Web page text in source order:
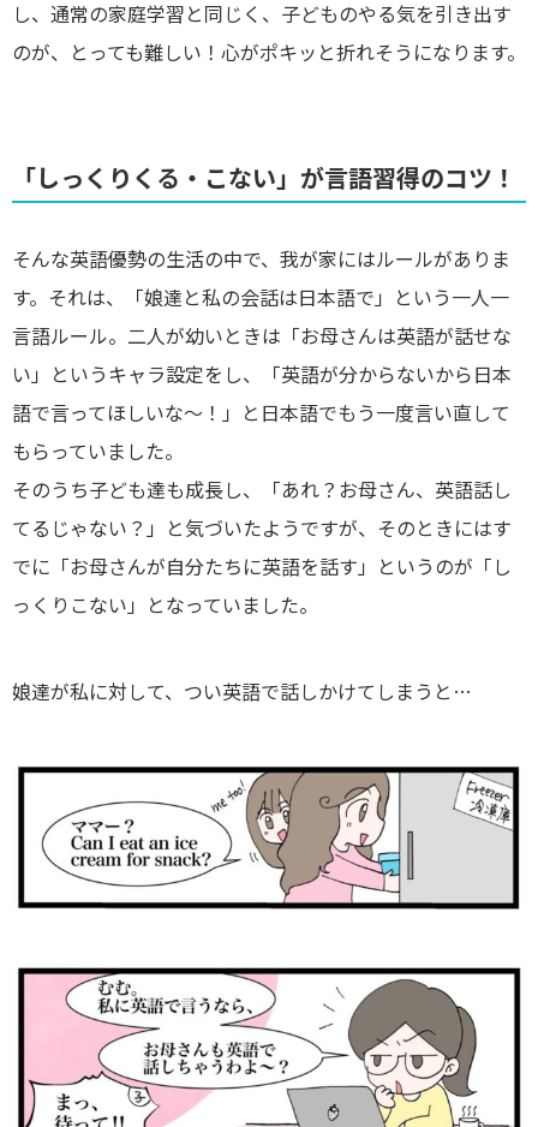
し、通常の家庭学習と同じく、子どものやる気を引き出す
のが、とっても難しい！心がポキッと折れそうになります。
「しっくりくる・こない」が言語習得のコツ！
そんな英語優勢の生活の中で、我が家にはルールがありま
す。それは、「娘達と私の会話は日本語で」という一人一
言語ルール。二人が幼いときは「お母さんは英語が話せな
い」というキャラ設定をし、「英語が分からないから日本
語で言ってほしいな～！」と日本語でもう一度言い直して
もらっていました。
そのうち子ども達も成長し、「あれ？お母さん、英語話し
てるじゃない？」と気づいたようですが、そのときにはす
でに「お母さんが自分たちに英語を話す」というのが「し
っくりこない」となっていました。
娘達が私に対して、つい英語で話しかけてしまうと…